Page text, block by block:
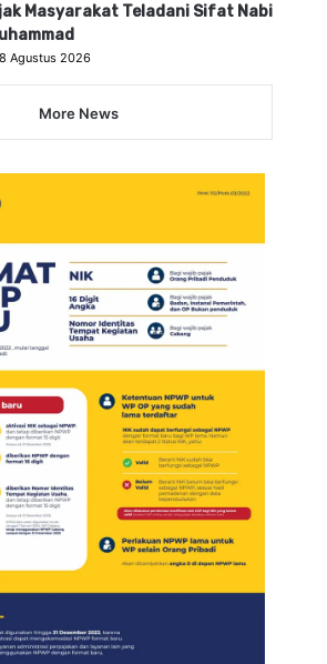
Masyarakat Teladani Sifat Nabi
8 Agustus 2026
More News